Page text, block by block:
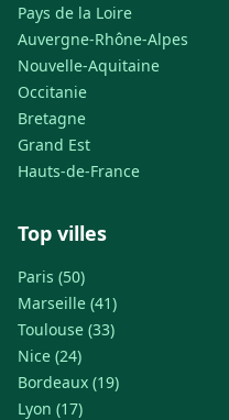
Pays de la Loire
Auvergne-Rhône-Alpes
Nouvelle-Aquitaine
Occitanie
Bretagne
Grand Est
Hauts-de-France
Top villes
Paris (50)
Marseille (41)
Toulouse (33)
Nice (24)
Bordeaux (19)
Lyon (17)